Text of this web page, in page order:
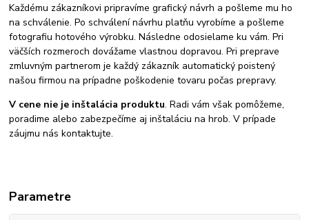
Každému zákazníkovi pripravíme grafický návrh a pošleme mu ho
na schválenie. Po schválení návrhu platňu vyrobíme a pošleme
fotografiu hotového výrobku. Následne odosielame ku vám. Pri
väčších rozmeroch dovážame vlastnou dopravou. Pri preprave
zmluvným partnerom je každý zákazník automatický poistený
našou firmou na prípadne poškodenie tovaru počas prepravy.
V cene nie je inštalácia produktu. Radi vám však pomôžeme,
poradime alebo zabezpečíme aj inštaláciu na hrob. V prípade
záujmu nás kontaktujte.
Parametre